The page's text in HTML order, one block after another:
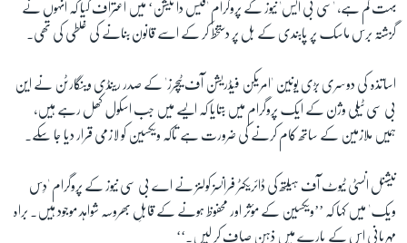
بہت کم ہے، 'سی بی ایس' نیوز کے پروگرام 'فیس دا نیشن‘ میں اعتراف کیا کہ انہوں نے
گزشتہ برس ماسک پر پابندی کے بل پر دستخط کر کے اسے قانون بنانے کی غلطی کی تھی۔
اساتذہ کی دوسری بڑی یونین 'امریکن فیڈریشن آف ٹیچرز' کے صدر رینڈی وینگارٹن نے این
بی سی ٹیلی وژن کے ایک پروگرام میں بتایا کہ ایسے میں جب اسکول کھل رہے ہیں،
ہمیں ملازمین کے ساتھ کام کرنے کی ضرورت ہے تاکہ ویکسین کو لازمی قرار دیا جا سکے۔
نیشنل انسٹی ٹیوٹ آف ہیلتھ کی ڈائریکٹر فرانسز کولنز نے اے بی سی نیوز کے پروگرام 'دِس
ویک' میں کہا کہ ’’ویکسین کے مؤثر اور محفوظ ہونے کے قابلِ بھروسہ شواہد موجود ہیں۔ براہ
مہربانی اس کے بارے میں ذہن صاف کر لیں۔‘‘